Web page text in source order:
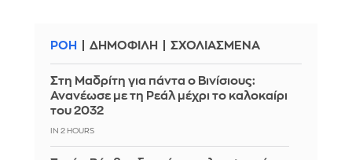
ΡΟΗ ΔΗΜΟΦΙΛΗ ΣΧΟΛΙΑΣΜΕΝΑ
Στη Μαδρίτη για πάντα ο Βινίσιους:
Ανανέωσε με τη Ρεάλ μέχρι το καλοκαίρι
του 2032
IN 2 HOURS